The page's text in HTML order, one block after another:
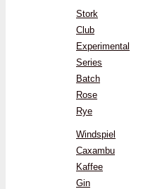
Stork
Club
Experimental
Series
Batch
Rose
Rye
Windspiel
Caxambu
Kaffee
Gin